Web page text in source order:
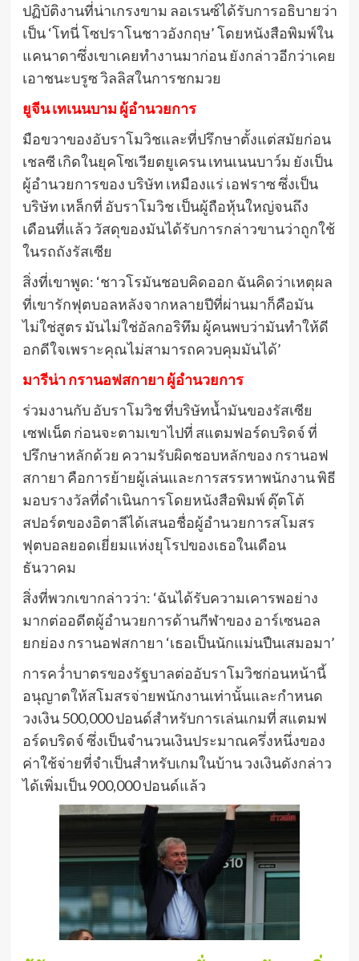
ปฏิบัติงานที่น่าเกรงขาม ลอเรนซ์ได้รับการอธิบายว่า
เป็น ‘โทนี่ โซปราโนชาวอังกฤษ’ โดยหนังสือพิมพ์ใน
แคนาดาซึ่งเขาเคยทำงานมาก่อน ยังกล่าวอีกว่าเคย
เอาชนะบรูซ วิลลิสในการชกมวย
ยูจีน เทเนนบาม ผู้อำนวยการ
มือขวาของอับราโมวิชและที่ปรึกษาตั้งแต่สมัยก่อน
เชลซี เกิดในยุคโซเวียตยูเครน เทนเนนบาว์ม ยังเป็น
ผู้อำนวยการของ บริษัท เหมืองแร่ เอฟราซ ซึ่งเป็น
บริษัท เหล็กที่ อับราโมวิช เป็นผู้ถือหุ้นใหญ่จนถึง
เดือนที่แล้ว วัสดุของมันได้รับการกล่าวขานว่าถูกใช้
ในรถถังรัสเซีย
สิ่งที่เขาพูด: ‘ชาวโรมันชอบคิดออก ฉันคิดว่าเหตุผล
ที่เขารักฟุตบอลหลังจากหลายปีที่ผ่านมาก็คือมัน
ไม่ใช่สูตร มันไม่ใช่อัลกอริทึม ผู้คนพบว่ามันทำให้ดี
อกดีใจเพราะคุณไม่สามารถควบคุมมันได้’
มารีน่า กรานอฟสกายา ผู้อำนวยการ
ร่วมงานกับ อับราโมวิช ที่บริษัทน้ำมันของรัสเซีย
เซฟเน็ต ก่อนจะตามเขาไปที่ สแตมฟอร์ดบริดจ์ ที่
ปรึกษาหลักด้วย ความรับผิดชอบหลักของ กรานอฟ
สกายา คือการย้ายผู้เล่นและการสรรหาพนักงาน พิธี
มอบรางวัลที่ดำเนินการโดยหนังสือพิมพ์ ตุ๊ตโต้
สปอร์ตของอิตาลีได้เสนอชื่อผู้อำนวยการสโมสร
ฟุตบอลยอดเยี่ยมแห่งยุโรปของเธอในเดือน
ธันวาคม
สิ่งที่พวกเขากล่าวว่า: ‘ฉันได้รับความเคารพอย่าง
มากต่ออดีตผู้อำนวยการด้านกีฬาของ อาร์เซนอล
ยกย่อง กรานอฟสกายา ‘เธอเป็นนักแม่นปืนเสมอมา’
การคว่ำบาตรของรัฐบาลต่ออับราโมวิชก่อนหน้านี้
อนุญาตให้สโมสรจ่ายพนักงานเท่านั้นและกำหนด
วงเงิน 500,000 ปอนด์สำหรับการเล่นเกมที่ สแตมฟ
อร์ดบริดจ์ ซึ่งเป็นจำนวนเงินประมาณครึ่งหนึ่งของ
ค่าใช้จ่ายที่จำเป็นสำหรับเกมในบ้าน วงเงินดังกล่าว
ได้เพิ่มเป็น 900,000 ปอนด์แล้ว